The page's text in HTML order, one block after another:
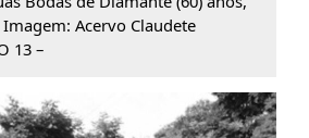
Acervo Claudete
13 –